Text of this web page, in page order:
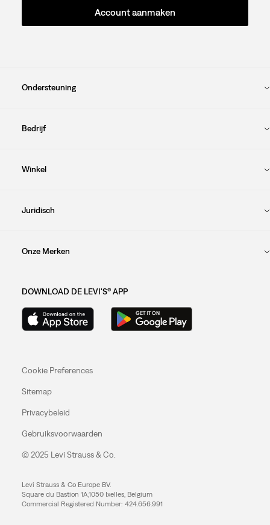
Account aanmaken
Ondersteuning
Bedrijf
Winkel
Juridisch
Onze Merken
DOWNLOAD DE LEVI'S® APP
Cookie Preferences
Sitemap
Privacybeleid
Gebruiksvoorwaarden
© 2025 Levi Strauss & Co.
Levi Strauss & Co Europe BV.
Square du Bastion 1A,1050 Ixelles, Belgium
Commercial Registered Number: 424.656.991